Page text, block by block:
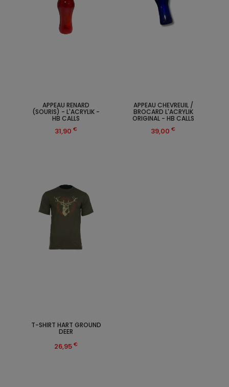
APPEAU RENARD
(SOURIS) - L'ACRYLIK -
HB CALLS
31,90 €
APPEAU CHEVREUIL /
BROCARD L'ACRYLIK
ORIGINAL - HB CALLS
39,00 €
T-SHIRT HART GROUND
DEER
26,95 €